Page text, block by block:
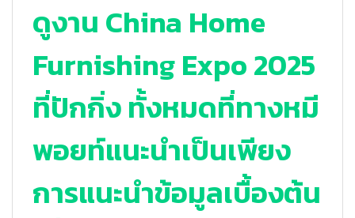
ดูงาน China Home
Furnishing Expo 2025
ที่ปักกิ่ง ทั้งหมดที่ทางหมี
พอยท์แนะนำเป็นเพียง
การแนะนำข้อมูลเบื้องต้น